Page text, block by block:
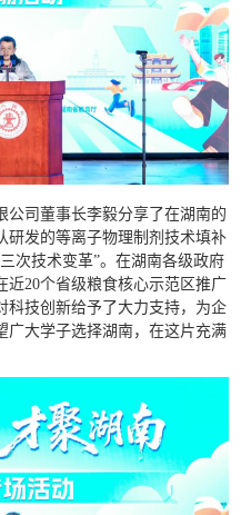
公司董事长李毅分享了在湖南的
研发的等离子物理制剂技术填补
次技术变革”。在湖南各级政府
近20个省级粮食核心示范区推广
科技创新给予了大力支持，为企
广大学子选择湖南，在这片充满